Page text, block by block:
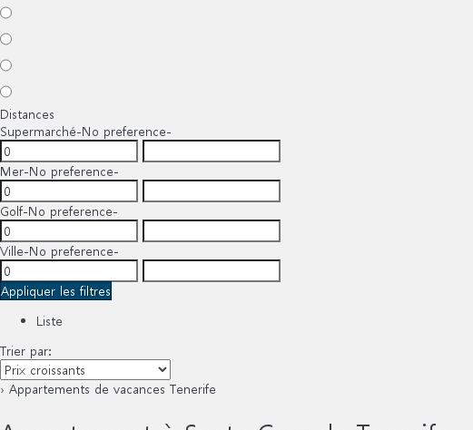
Distances
Supermarché-No preference-
Mer-No preference-
Golf-No preference-
Ville-No preference-
Appliquer les filtres
Liste
Trier par:
› Appartements de vacances Tenerife